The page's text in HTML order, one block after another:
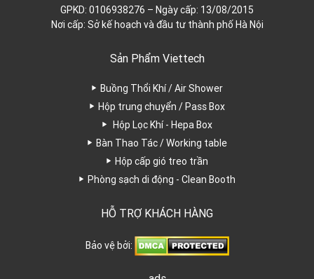
GPKD: 0106938276 – Ngày cấp: 13/08/2015
Nơi cấp: Sở kế hoạch và đầu tư thành phố Hà Nội
Sản Phẩm Viettech
Buồng Thổi Khí / Air Shower
Hộp trung chuyển / Pass Box
Hộp Lọc Khí - Hepa Box
Bàn Thao Tác / Working table
Hộp cấp gió treo trần
Phòng sạch di động - Clean Booth
HỖ TRỢ KHÁCH HÀNG
Bảo vệ bởi: